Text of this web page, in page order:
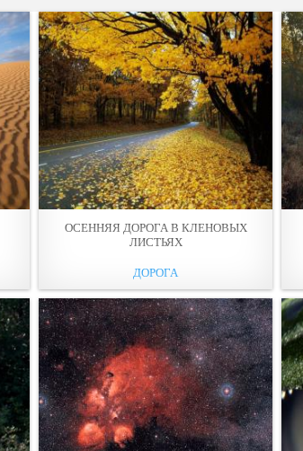
ОСЕННЯЯ ДОРОГА В КЛЕНОВЫХ
ЛИСТЬЯХ
ДОРОГА